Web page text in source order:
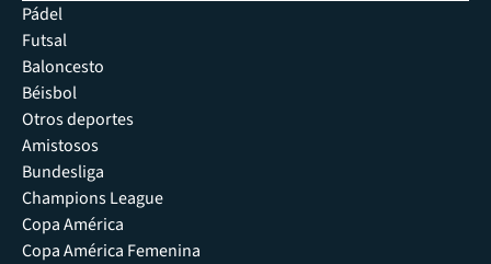
Pádel
Futsal
Baloncesto
Béisbol
Otros deportes
Amistosos
Bundesliga
Champions League
Copa América
Copa América Femenina